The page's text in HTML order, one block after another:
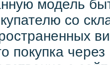
модель
со
покупка